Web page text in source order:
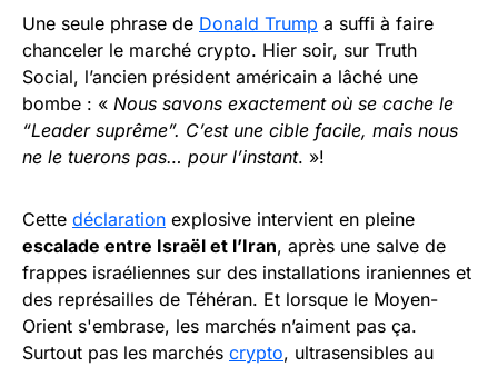
Une seule phrase de Donald Trump a suffi à faire
chanceler le marché crypto. Hier soir, sur Truth
Social, l’ancien président américain a lâché une
bombe : « Nous savons exactement où se cache le
“Leader suprême”. C’est une cible facile, mais nous
ne le tuerons pas… pour l’instant. »!
Cette déclaration explosive intervient en pleine
escalade entre Israël et l’Iran, après une salve de
frappes israéliennes sur des installations iraniennes et
des représailles de Téhéran. Et lorsque le Moyen-
Orient s'embrase, les marchés n’aiment pas ça.
Surtout pas les marchés crypto, ultrasensibles au